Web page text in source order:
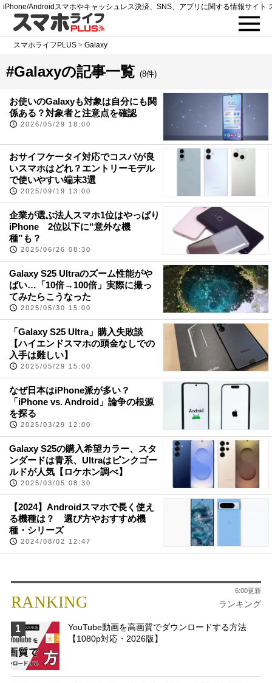
iPhone/Androidスマホやキャッシュレス決済、SNS、アプリに関する情報サイト
スマホライフPLUS >Galaxy
#Galaxyの記事一覧 (8件)
お使いのGalaxyも対象は自分にも関
係ある？対象者と注意点を確認
2026/05/29 18:00
おサイフケータイ対応でコスパが良
いスマホはどれ？エントリーモデル
で使いやすい端末3選
2025/09/19 13:00
企業が選ぶ法人スマホ1位はやっぱり
iPhone 2位以下に“意外な機
種”も？
2025/06/26 08:30
Galaxy S25 Ultraのズーム性能がや
ばい…「10倍→100倍」実際に撮っ
てみたらこうなった
2025/05/30 15:00
「Galaxy S25 Ultra」購入失敗談
【ハイエンドスマホの頭金なしでの
入手は難しい】
2025/05/29 15:00
なぜ日本はiPhone派が多い？
「iPhone vs. Android」論争の根源
を探る
2025/03/29 12:00
Galaxy S25の購入希望カラー、スタ
ンダードは青系、Ultraはピンクゴー
ルドが人気【ロケホン調べ】
2025/03/05 08:30
【2024】Androidスマホで長く使え
る機種は？ 選び方やおすすめ機
種・シリーズ
2024/08/02 12:47
RANKING ランキング
6:00更新
1
YouTube動画を高画質でダウンロードする方法
【1080p対応・2026版】